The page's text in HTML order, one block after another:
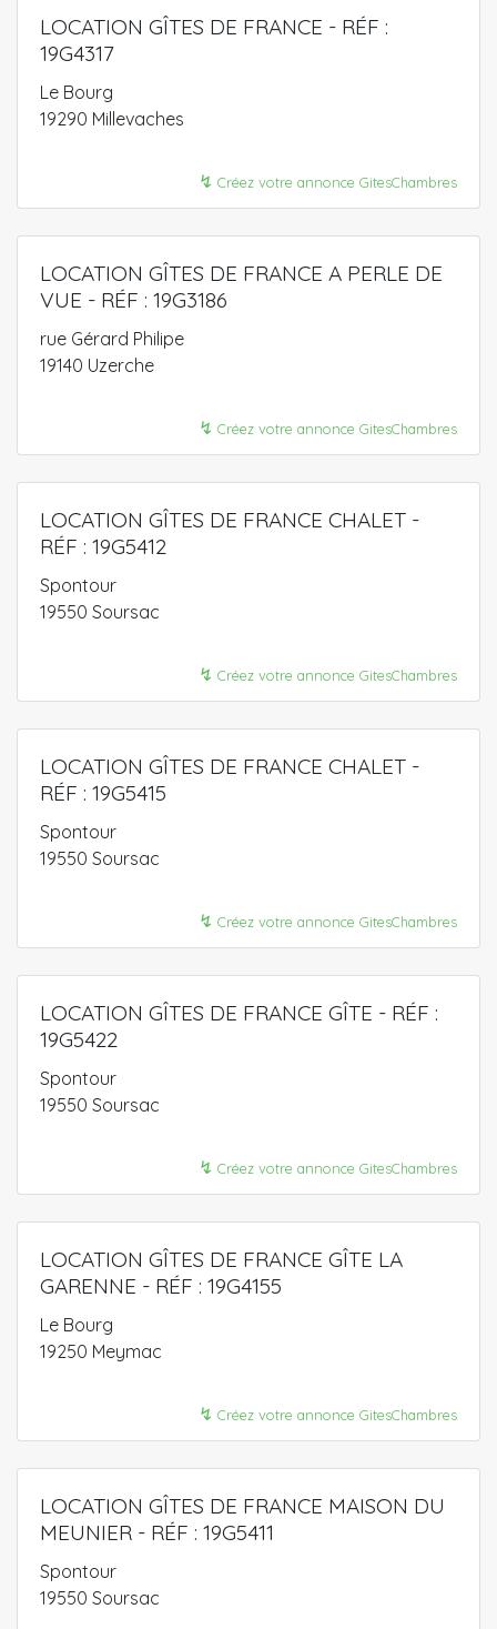
LOCATION GÎTES DE FRANCE - RÉF :
19G4317
Le Bourg
19290 Millevaches
↯ Créez votre annonce GitesChambres
LOCATION GÎTES DE FRANCE A PERLE DE
VUE - RÉF : 19G3186
rue Gérard Philipe
19140 Uzerche
↯ Créez votre annonce GitesChambres
LOCATION GÎTES DE FRANCE CHALET -
RÉF : 19G5412
Spontour
19550 Soursac
↯ Créez votre annonce GitesChambres
LOCATION GÎTES DE FRANCE CHALET -
RÉF : 19G5415
Spontour
19550 Soursac
↯ Créez votre annonce GitesChambres
LOCATION GÎTES DE FRANCE GÎTE - RÉF :
19G5422
Spontour
19550 Soursac
↯ Créez votre annonce GitesChambres
LOCATION GÎTES DE FRANCE GÎTE LA
GARENNE - RÉF : 19G4155
Le Bourg
19250 Meymac
↯ Créez votre annonce GitesChambres
LOCATION GÎTES DE FRANCE MAISON DU
MEUNIER - RÉF : 19G5411
Spontour
19550 Soursac